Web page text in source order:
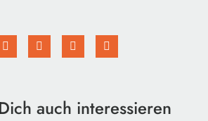
auch interessieren